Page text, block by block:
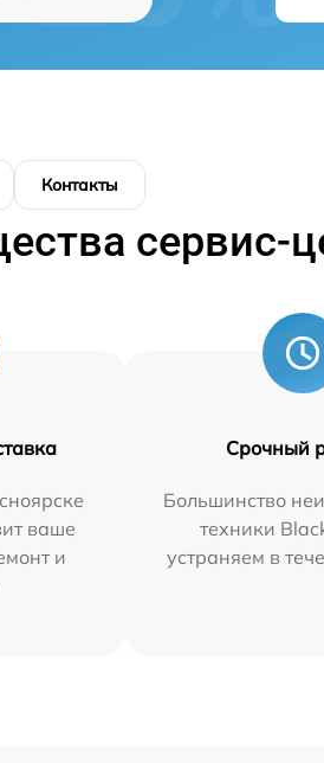
Контакты
сервис-
ваше
и
Срочный
Большинство
техники
устраняем в